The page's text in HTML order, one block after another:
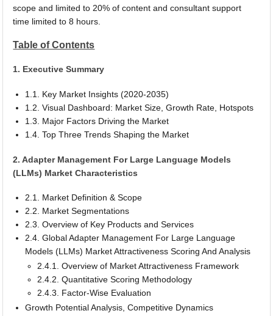
scope and limited to 20% of content and consultant support
time limited to 8 hours.
Table of Contents
1. Executive Summary
1.1. Key Market Insights (2020-2035)
1.2. Visual Dashboard: Market Size, Growth Rate, Hotspots
1.3. Major Factors Driving the Market
1.4. Top Three Trends Shaping the Market
2. Adapter Management For Large Language Models
(LLMs) Market Characteristics
2.1. Market Definition & Scope
2.2. Market Segmentations
2.3. Overview of Key Products and Services
2.4. Global Adapter Management For Large Language
Models (LLMs) Market Attractiveness Scoring And Analysis
2.4.1. Overview of Market Attractiveness Framework
2.4.2. Quantitative Scoring Methodology
2.4.3. Factor-Wise Evaluation
Growth Potential Analysis, Competitive Dynamics